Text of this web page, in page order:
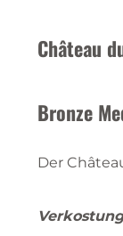
Château
Bronze
Der